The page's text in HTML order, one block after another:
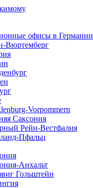
офисы в Германии
Вюртемберг
Vorpommern
Саксония
Рейн-Вестфалия
Пфальц
Анхальт
Гольштейн